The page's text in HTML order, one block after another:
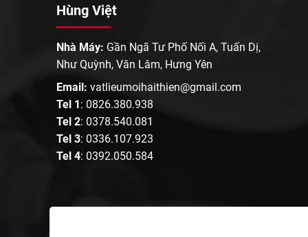
Hùng Việt
Nhà Máy: Gần Ngã Tư Phố Nối A, Tuấn Dị,
Như Quỳnh, Văn Lâm, Hưng Yên
Email: vatlieumoihaithien@gmail.com
Tel 1 : 0826.380.938
Tel 2: 0378.540.081
Tel 3: 0336.107.923
Tel 4: 0392.050.584